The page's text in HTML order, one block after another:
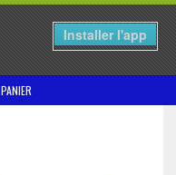
Installer l'app
PANIER